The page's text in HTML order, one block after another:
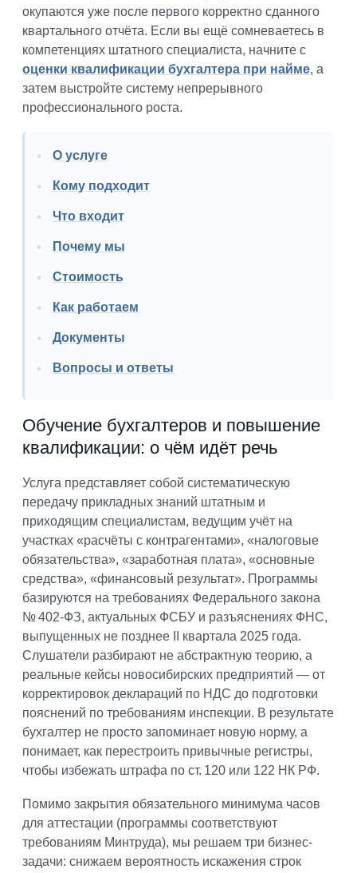
окупаются уже после первого корректно сданного
квартального отчёта. Если вы ещё сомневаетесь в
компетенциях штатного специалиста, начните с
оценки квалификации бухгалтера при найме, а
затем выстройте систему непрерывного
профессионального роста.
О услуге
Кому подходит
Что входит
Почему мы
Стоимость
Как работаем
Документы
Вопросы и ответы
Обучение бухгалтеров и повышение
квалификации: о чём идёт речь
Услуга представляет собой систематическую
передачу прикладных знаний штатным и
приходящим специалистам, ведущим учёт на
участках «расчёты с контрагентами», «налоговые
обязательства», «заработная плата», «основные
средства», «финансовый результат». Программы
базируются на требованиях Федерального закона
№ 402-ФЗ, актуальных ФСБУ и разъяснениях ФНС,
выпущенных не позднее II квартала 2025 года.
Слушатели разбирают не абстрактную теорию, а
реальные кейсы новосибирских предприятий — от
корректировок деклараций по НДС до подготовки
пояснений по требованиям инспекции. В результате
бухгалтер не просто запоминает новую норму, а
понимает, как перестроить привычные регистры,
чтобы избежать штрафа по ст. 120 или 122 НК РФ.
Помимо закрытия обязательного минимума часов
для аттестации (программы соответствуют
требованиям Минтруда), мы решаем три бизнес-
задачи: снижаем вероятность искажения строк